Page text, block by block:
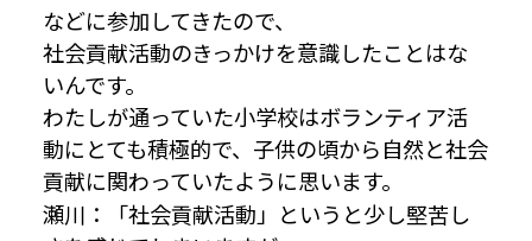
などに参加してきたので、
社会貢献活動のきっかけを意識したことはな
いんです。
わたしが通っていた小学校はボランティア活
動にとても積極的で、子供の頃から自然と社会
貢献に関わっていたように思います。
瀬川：「社会貢献活動」というと少し堅苦し